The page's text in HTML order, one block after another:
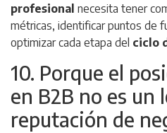
profesional necesita tener
métricas, identificar puntos de
optimizar cada etapa del ciclo
10. Porque el
en B2B no es un
reputación de